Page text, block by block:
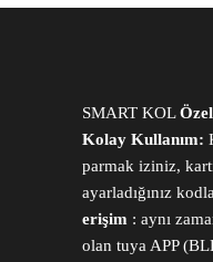
SMART KOL
Kolay Kullanım:
parmak iziniz,
ayarladığınız
erişim : aynı
olan tuya APP